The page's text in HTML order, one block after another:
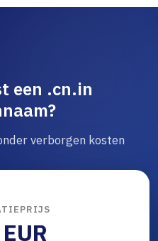
een .cn.in
verborgen kosten